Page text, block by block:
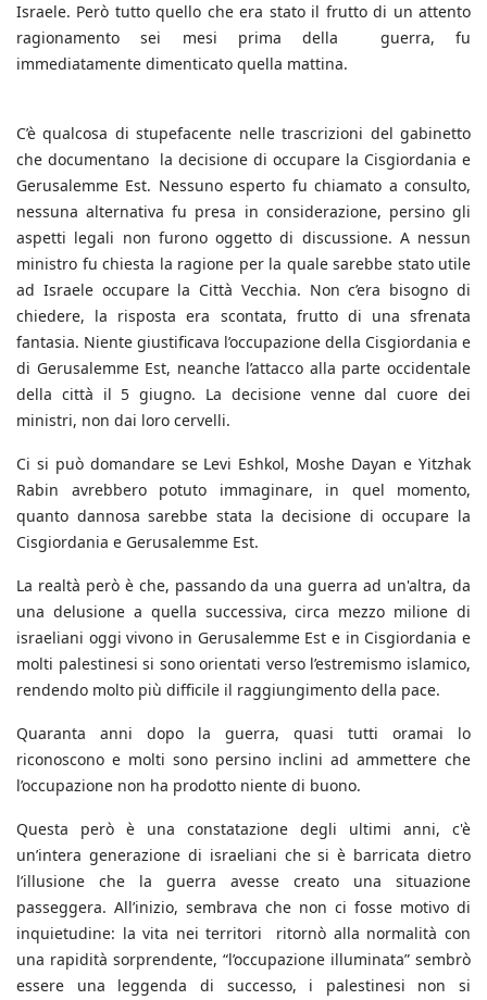
Israele. Però tutto quello che era stato il frutto di un attento
ragionamento sei mesi prima della guerra, fu
immediatamente dimenticato quella mattina.
C’è qualcosa di stupefacente nelle trascrizioni del gabinetto
che documentano la decisione di occupare la Cisgiordania e
Gerusalemme Est. Nessuno esperto fu chiamato a consulto,
nessuna alternativa fu presa in considerazione, persino gli
aspetti legali non furono oggetto di discussione. A nessun
ministro fu chiesta la ragione per la quale sarebbe stato utile
ad Israele occupare la Città Vecchia. Non c’era bisogno di
chiedere, la risposta era scontata, frutto di una sfrenata
fantasia. Niente giustificava l’occupazione della Cisgiordania e
di Gerusalemme Est, neanche l’attacco alla parte occidentale
della città il 5 giugno. La decisione venne dal cuore dei
ministri, non dai loro cervelli.
Ci si può domandare se Levi Eshkol, Moshe Dayan e Yitzhak
Rabin avrebbero potuto immaginare, in quel momento,
quanto dannosa sarebbe stata la decisione di occupare la
Cisgiordania e Gerusalemme Est.
La realtà però è che, passando da una guerra ad un'altra, da
una delusione a quella successiva, circa mezzo milione di
israeliani oggi vivono in Gerusalemme Est e in Cisgiordania e
molti palestinesi si sono orientati verso l’estremismo islamico,
rendendo molto più difficile il raggiungimento della pace.
Quaranta anni dopo la guerra, quasi tutti oramai lo
riconoscono e molti sono persino inclini ad ammettere che
l’occupazione non ha prodotto niente di buono.
Questa però è una constatazione degli ultimi anni, c'è
un’intera generazione di israeliani che si è barricata dietro
l’illusione che la guerra avesse creato una situazione
passeggera. All’inizio, sembrava che non ci fosse motivo di
inquietudine: la vita nei territori ritornò alla normalità con
una rapidità sorprendente, “l’occupazione illuminata” sembrò
essere una leggenda di successo, i palestinesi non si